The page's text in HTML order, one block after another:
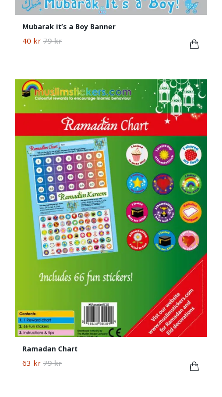
Mubarak it’s a Boy Banner
40 kr 79 kr
Ramadan Chart
63 kr 79 kr